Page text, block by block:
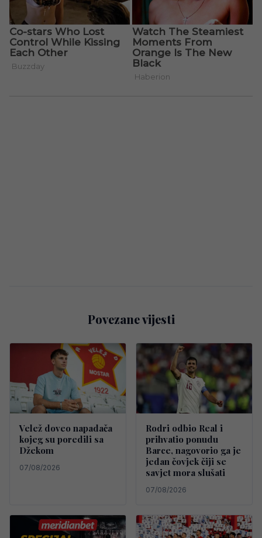
Povezane vijesti
Velež doveo napadača
kojeg su poredili sa
Džekom
07/08/2026
Rodri odbio Real i
prihvatio ponudu
Barce, nagovorio ga je
jedan čovjek čiji se
savjet mora slušati
07/08/2026